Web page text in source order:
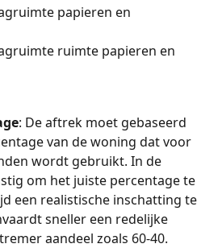
papieren en
ruimte papieren en
: De aftrek moet gebaseerd
van de woning dat voor
wordt gebruikt. In de
om het juiste percentage te
een realistische inschatting te
sneller een redelijke
aandeel zoals 60-40.